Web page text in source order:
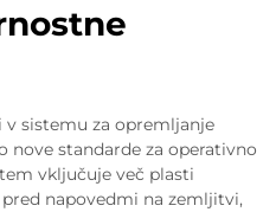
sistemu za opremljanje
nove standarde za operativno
vključuje več plasti
napovedmi na zemljitvi,